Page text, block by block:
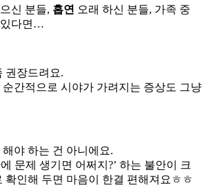
신 분들, 흡연 오래 하신 분들, 가족 중
다면…
권장드려요.
간적으로 시야가 가려지는 증상도 그냥
야 하는 건 아니에요.
문제 생기면 어쩌지?’ 하는 불안이 크
확인해 두면 마음이 한결 편해져요ㅎㅎ